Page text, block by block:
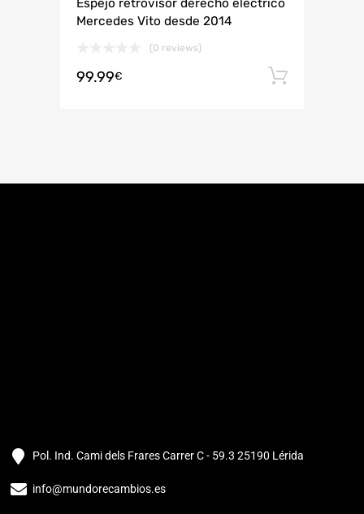
Espejo retrovisor derecho eléctrico
Mercedes Vito desde 2014
(0 reviews)
99.99€
Pol. Ind. Cami dels Frares Carrer C - 59.3 25190 Lérida
info@mundorecambios.es